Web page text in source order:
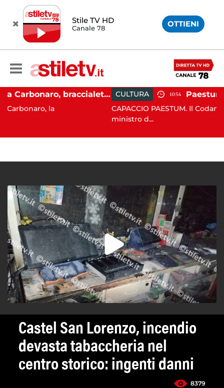
Stile TV HD
Canale 78 OTTIENI
Martina Carbonaro, braccialetto elettronico per i genitori della 14enne uccisa dall'ex CULTURA 10:54
CAPACCIO PAESTUM. Il Codancos lancia un
Castel San Lorenzo, incendio
devasta tabaccheria nel
centro storico: ingenti danni
8379